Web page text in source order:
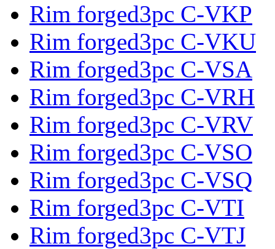
Rim forged3pc C-VKP
Rim forged3pc C-VKU
Rim forged3pc C-VSA
Rim forged3pc C-VRH
Rim forged3pc C-VRV
Rim forged3pc C-VSO
Rim forged3pc C-VSQ
Rim forged3pc C-VTI
Rim forged3pc C-VTJ